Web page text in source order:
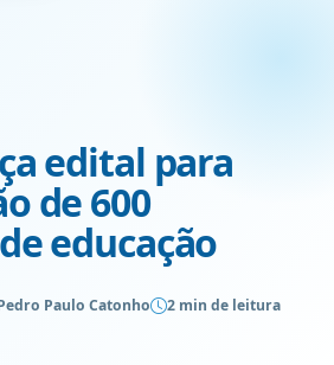
edital para
de 600
educação
Paulo Catonho
2 min de leitura